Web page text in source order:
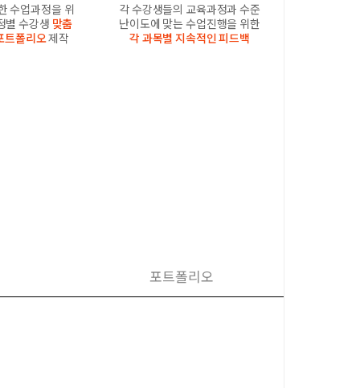
수업과정을 위
별 수강생 맞춤
트폴리오제작
각 수강생들의 교육과정과 수준
난이도에 맞는 수업진행을 위한
각 과목별 지속적인 피드백
포트폴리오